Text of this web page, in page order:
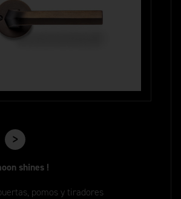
shines !
pomos y tiradores